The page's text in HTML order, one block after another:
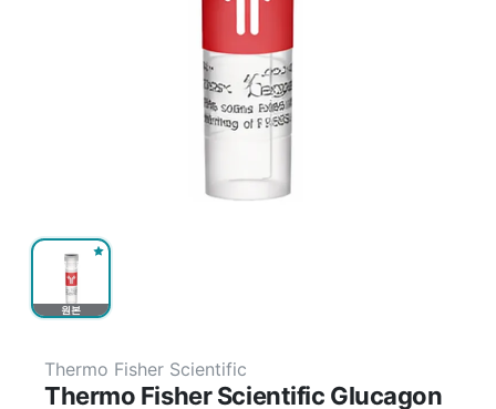
원본
Thermo Fisher Scientific
Thermo Fisher Scientific Glucagon